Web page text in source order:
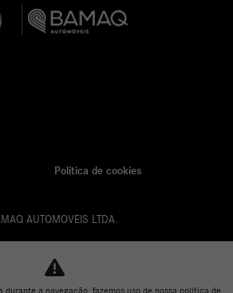
Política de cookies
AUTOMOVEIS LTDA.
durante a navegação, fazemos uso de nossa política de